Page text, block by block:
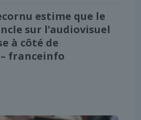
estime que le
sur l’audiovisuel
à côté de
– franceinfo